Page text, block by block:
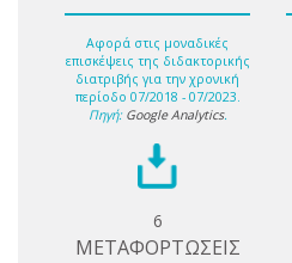
Αφορά στις μοναδικές
επισκέψεις της διδακτορικής
διατριβής για την χρονική
περίοδο 07/2018 - 07/2023.
Πηγή: Google Analytics.
6
ΜΕΤΑΦΟΡΤΩΣΕΙΣ